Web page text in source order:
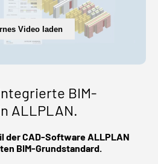
BIM-
ALLPLAN.
der CAD-Software ALLPLAN
BIM-Grundstandard.
Video laden